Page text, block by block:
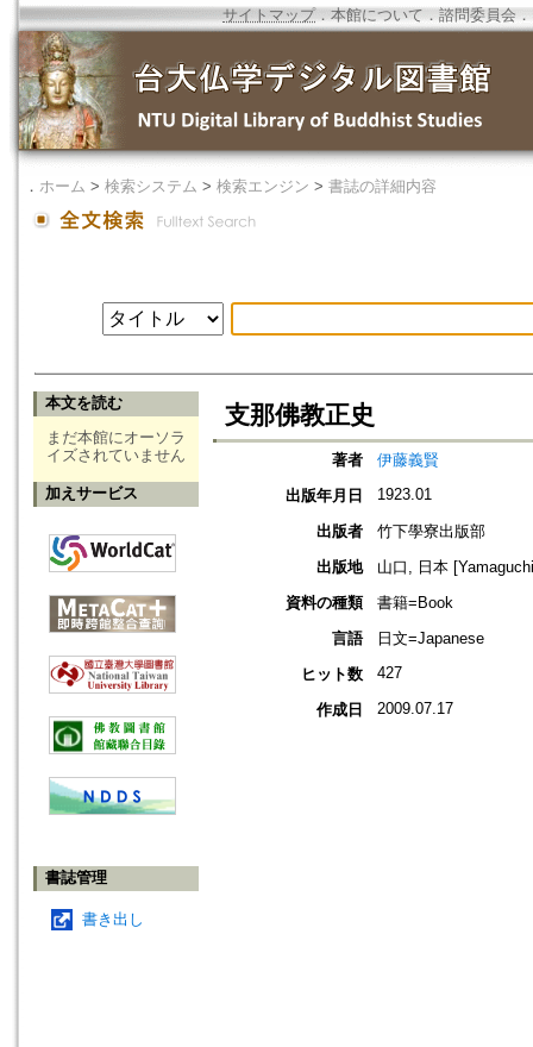
サイトマップ．本館について ． 諮問委員会 ．
． ホーム > 検索システム > 検索エンジン > 書誌の詳細内容
本文を読む
まだ本館にオーソラ
イズされていません
加えサービス
書誌管理
書き出し
支那佛教正史
著者
伊藤義賢
出版年月日
1923.01
出版者
竹下學寮出版部
出版地
山口, 日本
資料の種類
書籍=Book
言語
日文=Japanese
ヒット数
427
作成日 2009.07.17